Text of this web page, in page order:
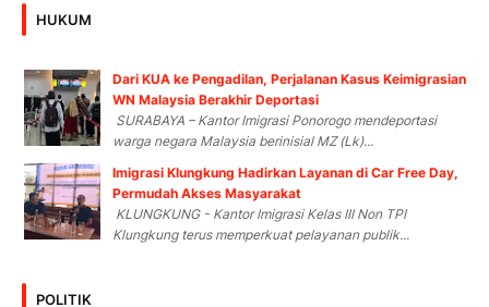
HUKUM
Dari KUA ke Pengadilan, Perjalanan Kasus Keimigrasian
WN Malaysia Berakhir Deportasi
SURABAYA – Kantor Imigrasi Ponorogo mendeportasi
warga negara Malaysia berinisial MZ (Lk)...
Imigrasi Klungkung Hadirkan Layanan di Car Free Day,
Permudah Akses Masyarakat
KLUNGKUNG - Kantor Imigrasi Kelas III Non TPI
Klungkung terus memperkuat pelayanan publik...
POLITIK